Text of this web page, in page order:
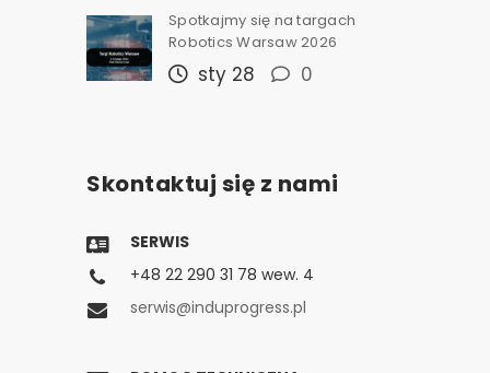
Spotkajmy się na targach
Robotics Warsaw 2026
sty 28 0
Skontaktuj się z nami
SERWIS
+48 22 290 31 78 wew. 4
serwis@induprogress.pl